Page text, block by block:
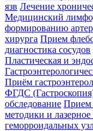
язв Лечение
Медицинский
формированию
хирурга Прием
диагностика сосудов
Пластическая и
Приём
ФГДС
обследование Прием
методики и
геморроидальных